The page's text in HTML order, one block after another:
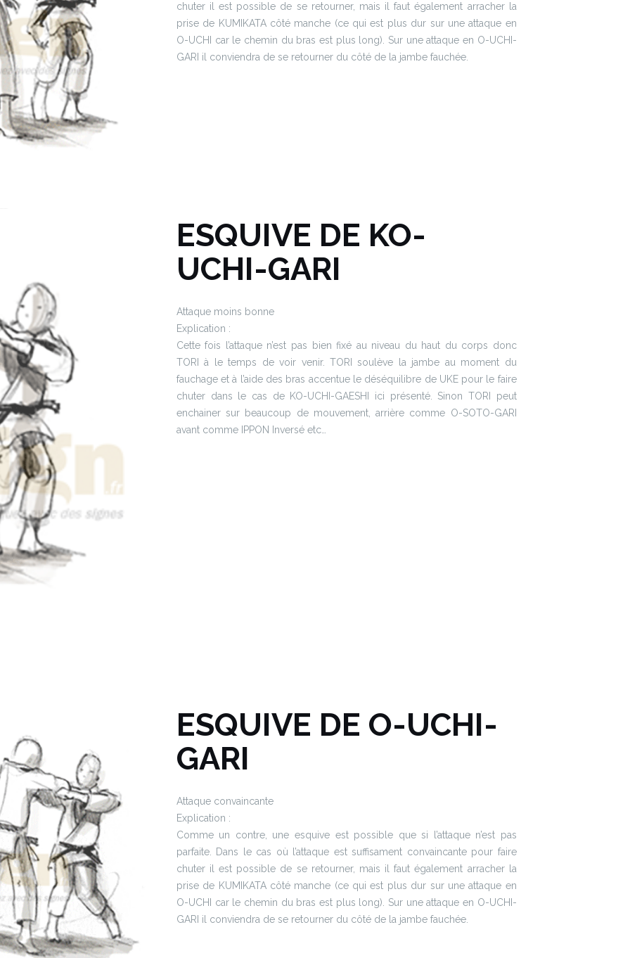
chuter il est possible de se retourner, mais il faut également arracher la
prise de KUMIKATA côté manche (ce qui est plus dur sur une attaque en
O-UCHI car le chemin du bras est plus long). Sur une attaque en O-UCHI-
GARI il conviendra de se retourner du côté de la jambe fauchée.
ESQUIVE DE KO-
UCHI-GARI
Attaque moins bonne
Explication :
Cette fois l’attaque n’est pas bien fixé au niveau du haut du corps donc
TORI à le temps de voir venir. TORI soulève la jambe au moment du
fauchage et à l’aide des bras accentue le déséquilibre de UKE pour le faire
chuter dans le cas de KO-UCHI-GAESHI ici présenté. Sinon TORI peut
enchainer sur beaucoup de mouvement, arrière comme O-SOTO-GARI
avant comme IPPON Inversé etc…
ESQUIVE DE O-UCHI-
GARI
Attaque convaincante
Explication :
Comme un contre, une esquive est possible que si l’attaque n’est pas
parfaite. Dans le cas où l’attaque est suffisament convaincante pour faire
chuter il est possible de se retourner, mais il faut également arracher la
prise de KUMIKATA côté manche (ce qui est plus dur sur une attaque en
O-UCHI car le chemin du bras est plus long). Sur une attaque en O-UCHI-
GARI il conviendra de se retourner du côté de la jambe fauchée.